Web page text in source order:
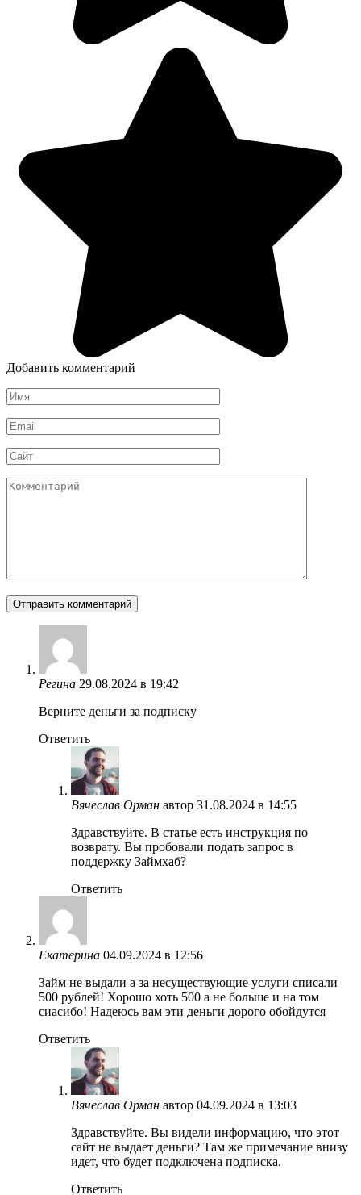
Добавить комментарий
Имя
*
Email
*
Сайт
Комментарий
Регина 29.08.2024 в 19:42
Верните деньги за подписку
Ответить
Вячеслав Орман автор 31.08.2024 в 14:55
Здравствуйте. В статье есть инструкция по
возврату. Вы пробовали подать запрос в
поддержку Займхаб?
Ответить
Екатерина 04.09.2024 в 12:56
Займ не выдали а за несуществующие услуги списали
500 рублей! Хорошо хоть 500 а не больше и на том
сиасибо! Надеюсь вам эти деньги дорого обойдутся
Ответить
Вячеслав Орман автор 04.09.2024 в 13:03
Здравствуйте. Вы видели информацию, что этот
сайт не выдает деньги? Там же примечание внизу
идет, что будет подключена подписка.
Ответить